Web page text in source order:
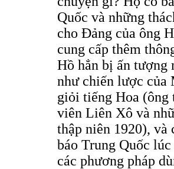
Quốc và những
cho Đảng của ông
cung cấp thêm
Hồ hẳn bị ấn tượng
như chiến lược của
giỏi tiếng Hoa (ông
viên Liên Xô và
thập niên 1920), và
báo Trung Quốc
các phương pháp